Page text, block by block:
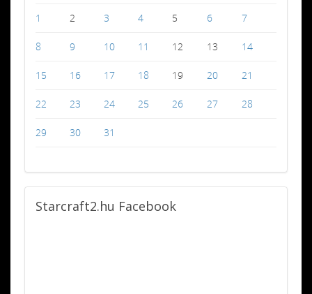
1
2 3 4 5 6 7
8 9 10 11 12 13 14
15 16 17 18 19 20 21
22 23 24 25 26 27 28
29 30 31
Starcraft2.hu Facebook